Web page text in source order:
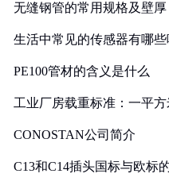
无缝钢管的常用规格及壁厚
生活中常见的传感器有哪些
PE100管材的含义是什么
工业厂房载重标准：一平
CONOSTAN公司简介
C13和C14插头国标与欧标